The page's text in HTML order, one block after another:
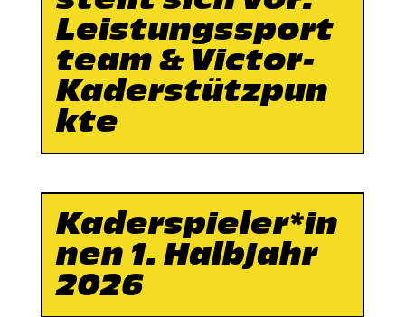
Leistungssport
team & Victor-
Kaderstützpun
kte
Kaderspieler*in
nen 1. Halbjahr
2026